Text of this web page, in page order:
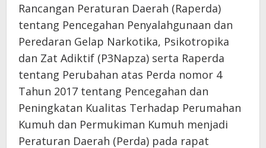
Rancangan Peraturan Daerah (Raperda)
tentang Pencegahan Penyalahgunaan dan
Peredaran Gelap Narkotika, Psikotropika
dan Zat Adiktif (P3Napza) serta Raperda
tentang Perubahan atas Perda nomor 4
Tahun 2017 tentang Pencegahan dan
Peningkatan Kualitas Terhadap Perumahan
Kumuh dan Permukiman Kumuh menjadi
Peraturan Daerah (Perda) pada rapat